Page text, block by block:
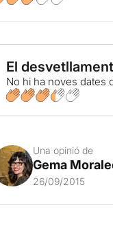
El desvetllament
No hi ha noves dates
Una opinió de
Gema
26/09/2015